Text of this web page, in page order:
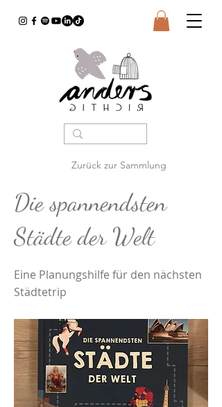
Zurück zur Sammlung
Die spannendsten
Städte der Welt
Eine Planungshilfe für den nächsten
Städtetrip